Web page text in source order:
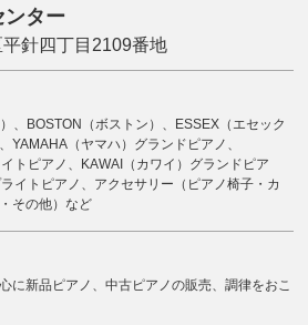
ンター
針四丁目2109番地
、BOSTON（ボストン）、ESSEX（エセック
YAMAHA（ヤマハ）グランドピアノ、
トピアノ、KAWAI（カワイ）グランドピア
イトピアノ、アクセサリー（ピアノ椅子・カ
その他）など
に新品ピアノ、中古ピアノの販売、調律をおこ